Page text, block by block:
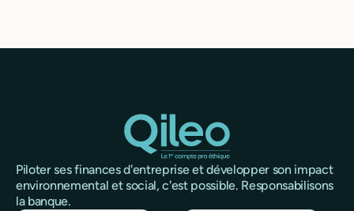
Piloter ses finances d'entreprise et développer son impact
environnemental et social, c'est possible. Responsabilisons
la banque.